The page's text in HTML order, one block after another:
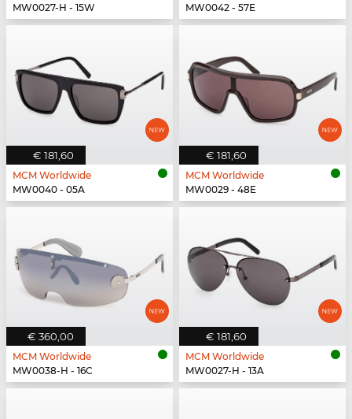
MW0027-H - 15W
MW0042 - 57E
€ 181,60
MCM Worldwide
MW0040 - 05A
€ 181,60
MCM Worldwide
MW0029 - 48E
€ 360,00
MCM Worldwide
MW0038-H - 16C
€ 181,60
MCM Worldwide
MW0027-H - 13A